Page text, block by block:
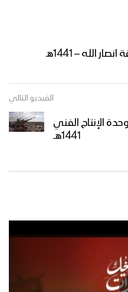
الله – 1441هـ
الفيديو التالي
المرصوص (1) – وحدة الإنتاج الفني
1441هــ